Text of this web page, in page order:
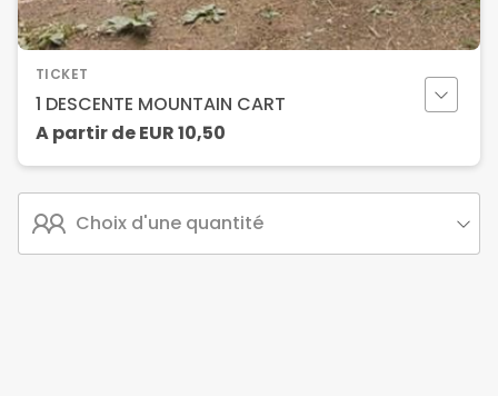
TICKET
1 DESCENTE MOUNTAIN CART
A partir deEUR10,50
Choix d'une quantité